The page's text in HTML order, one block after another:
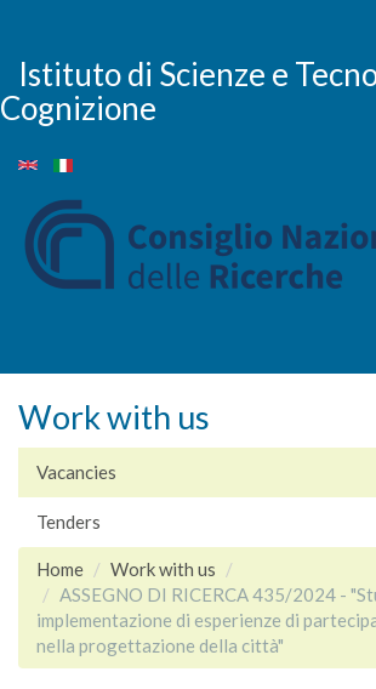
main
content
Istituto di Scienze e
Cognizione
Work with us
Vacancies
Tenders
Home
Work with us
ASSEGNO DI RICERCA 435/2024 -
implementazione di esperienze di
nella progettazione della città"